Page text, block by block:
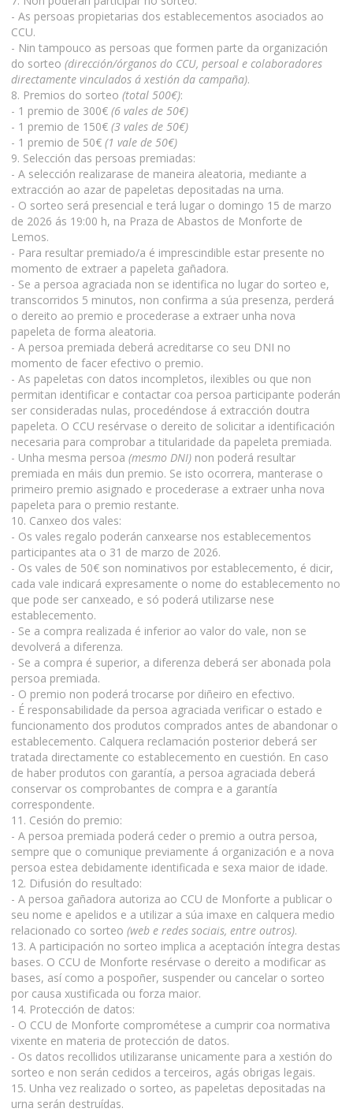
- As persoas propietarias dos establecementos asociados ao
CCU.
- Nin tampouco as persoas que formen parte da organización
do sorteo (dirección/órganos do CCU, persoal e colaboradores
directamente vinculados á xestión da campaña).
8. Premios do sorteo (total 500€):
- 1 premio de 300€ (6 vales de 50€)
- 1 premio de 150€ (3 vales de 50€)
- 1 premio de 50€ (1 vale de 50€)
9. Selección das persoas premiadas:
- A selección realizarase de maneira aleatoria, mediante a
extracción ao azar de papeletas depositadas na urna.
- O sorteo será presencial e terá lugar o domingo 15 de marzo
de 2026 ás 19:00 h, na Praza de Abastos de Monforte de
Lemos.
- Para resultar premiado/a é imprescindible estar presente no
momento de extraer a papeleta gañadora.
- Se a persoa agraciada non se identifica no lugar do sorteo e,
transcorridos 5 minutos, non confirma a súa presenza, perderá
o dereito ao premio e procederase a extraer unha nova
papeleta de forma aleatoria.
- A persoa premiada deberá acreditarse co seu DNI no
momento de facer efectivo o premio.
- As papeletas con datos incompletos, ilexibles ou que non
permitan identificar e contactar coa persoa participante poderán
ser consideradas nulas, procedéndose á extracción doutra
papeleta. O CCU resérvase o dereito de solicitar a identificación
necesaria para comprobar a titularidade da papeleta premiada.
- Unha mesma persoa (mesmo DNI) non poderá resultar
premiada en máis dun premio. Se isto ocorrera, manterase o
primeiro premio asignado e procederase a extraer unha nova
papeleta para o premio restante.
10. Canxeo dos vales:
- Os vales regalo poderán canxearse nos establecementos
participantes ata o 31 de marzo de 2026.
- Os vales de 50€ son nominativos por establecemento, é dicir,
cada vale indicará expresamente o nome do establecemento no
que pode ser canxeado, e só poderá utilizarse nese
establecemento.
- Se a compra realizada é inferior ao valor do vale, non se
devolverá a diferenza.
- Se a compra é superior, a diferenza deberá ser abonada pola
persoa premiada.
- O premio non poderá trocarse por diñeiro en efectivo.
- É responsabilidade da persoa agraciada verificar o estado e
funcionamento dos produtos comprados antes de abandonar o
establecemento. Calquera reclamación posterior deberá ser
tratada directamente co establecemento en cuestión. En caso
de haber produtos con garantía, a persoa agraciada deberá
conservar os comprobantes de compra e a garantía
correspondente.
11. Cesión do premio:
- A persoa premiada poderá ceder o premio a outra persoa,
sempre que o comunique previamente á organización e a nova
persoa estea debidamente identificada e sexa maior de idade.
12. Difusión do resultado:
- A persoa gañadora autoriza ao CCU de Monforte a publicar o
seu nome e apelidos e a utilizar a súa imaxe en calquera medio
relacionado co sorteo (web e redes sociais, entre outros).
13. A participación no sorteo implica a aceptación íntegra destas
bases. O CCU de Monforte resérvase o dereito a modificar as
bases, así como a pospoñer, suspender ou cancelar o sorteo
por causa xustificada ou forza maior.
14. Protección de datos:
- O CCU de Monforte comprométese a cumprir coa normativa
vixente en materia de protección de datos.
- Os datos recollidos utilizaranse unicamente para a xestión do
sorteo e non serán cedidos a terceiros, agás obrigas legais.
15. Unha vez realizado o sorteo, as papeletas depositadas na
urna serán destruídas.